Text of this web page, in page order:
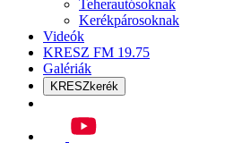
Teherautósoknak
Kerékpárosoknak
Videók
KRESZ FM 19.75
Galériák
KRESZkerék